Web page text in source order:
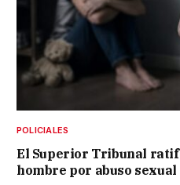
POLICIALES
El Superior Tribunal
hombre por abuso sexual